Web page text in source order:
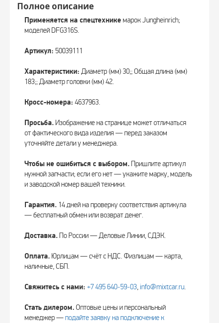
Полное описание
Применяется на спецтехнике марок Jungheinrich;
моделей DFG316S.
Артикул: 50039111
Характеристики: Диаметр (мм) 30;; Общая длина (мм)
183;; Диаметр головки (мм) 42.
Кросс-номера: 4637963.
Просьба.Изображение на странице может отличаться
от фактического вида изделия — перед заказом
уточняйте детали у менеджера.
Чтобы не ошибиться с выбором.Пришлите артикул
нужной запчасти; если его нет — укажите марку, модель
и заводской номер вашей техники.
Гарантия. 14 дней на проверку соответствия артикула
— бесплатный обмен или возврат денег.
Доставка.По России — Деловые Линии, СДЭК.
Оплата. Юрлицам — счёт с НДС. Физлицам — карта,
наличные, СБП.
Свяжитесь с нами: +7 495 640‑59‑03, info@mixtcar.ru.
Стать дилером.Оптовые цены и персональный
менеджер —подайте заявку на подключение к